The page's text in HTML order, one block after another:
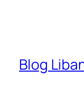
Blog